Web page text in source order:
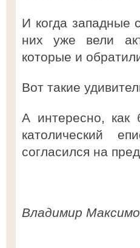
И когда западные
них уже вели
которые и
Вот такие
А интересно,
католический
согласился на
Владимир